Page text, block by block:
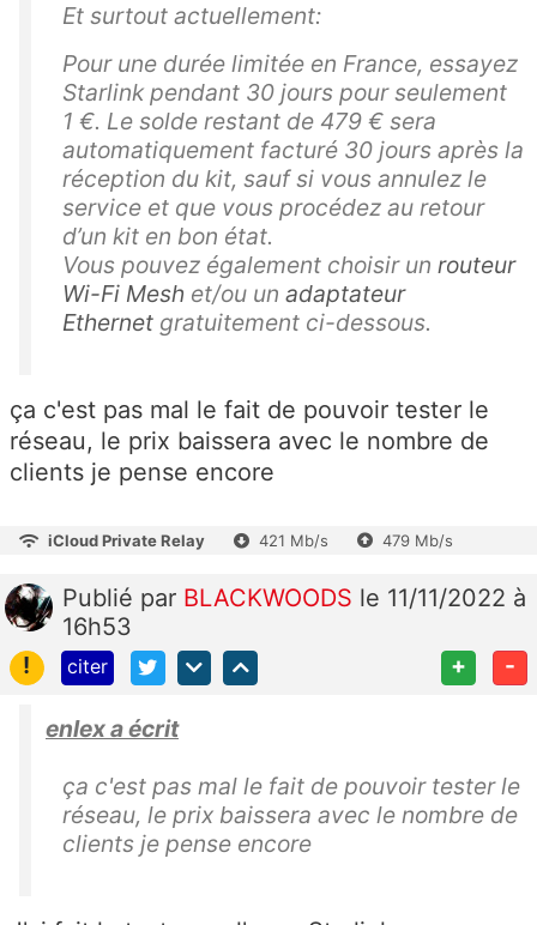
Et surtout actuellement:
Pour une durée limitée en France, essayez
Starlink pendant 30 jours pour seulement
1 €. Le solde restant de 479 € sera
automatiquement facturé 30 jours après la
réception du kit, sauf si vous annulez le
service et que vous procédez au retour
d’un kit en bon état.
Vous pouvez également choisir un routeur
Wi-Fi Mesh et/ou un adaptateur
Ethernet gratuitement ci-dessous.
ça c'est pas mal le fait de pouvoir tester le
réseau, le prix baissera avec le nombre de
clients je pense encore
iCloud Private Relay 421 Mb/s 479 Mb/s
Publié par BLACKWOODS le 11/11/2022 à
16h53
!
citer + -
enlex a écrit
ça c'est pas mal le fait de pouvoir tester le
réseau, le prix baissera avec le nombre de
clients je pense encore